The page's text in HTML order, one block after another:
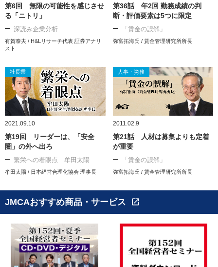
第6回 無限の可能性を感じさせ
る「ニトリ」
深読み企業分析
有賀泰夫 / H&Lリサーチ代表 証券アナリ
スト
第36話 年2回 勤務成績の判
断・評価要素は5つに限定
「賃金の誤解」
弥富拓海氏 / 賃金管理研究所所長
社長業
2021.09.10
第19回 リーダーは、「安全
圏」の外へ出ろ
繁栄への着眼点 牟田太陽
牟田太陽 / 日本経営合理化協会 理事長
人事・労務
2011.02.9
第21話 人材は募集よりも定着
が重要
「賃金の誤解」
弥富拓海氏 / 賃金管理研究所所長
JMCAおすすめ商品・サービス open_in_new